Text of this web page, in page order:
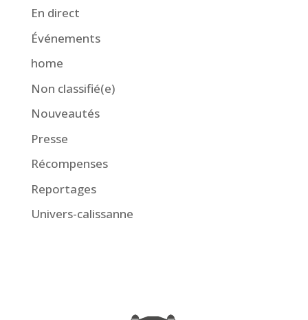
En direct
Événements
home
Non classifié(e)
Nouveautés
Presse
Récompenses
Reportages
Univers-calissanne